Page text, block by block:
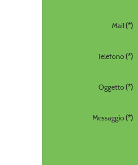
Mail(*)
Telefono(*)
Oggetto(*)
Messaggio(*)